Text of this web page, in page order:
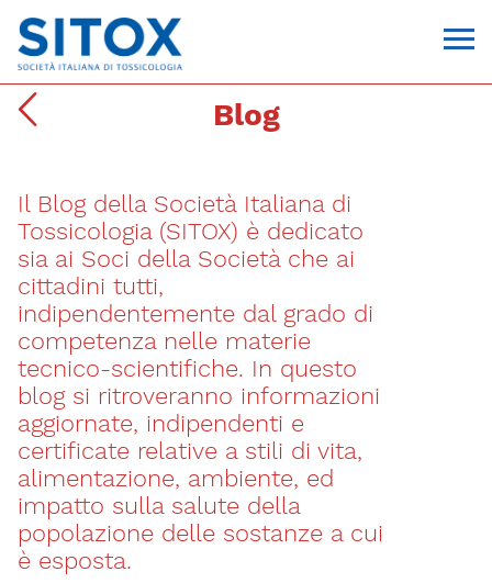
Via Giovanni Pascoli, 3
20129, Milano
C.F. 96330980580
P.I. 06792491000
T. 02-29520311
segreteria@sitox.org
CONTATTACI
Blog
Il Blog della Società Italiana di
Tossicologia (SITOX) è dedicato
sia ai Soci della Società che ai
cittadini tutti,
indipendentemente dal grado di
competenza nelle materie
tecnico-scientifiche. In questo
blog si ritroveranno informazioni
aggiornate, indipendenti e
certificate relative a stili di vita,
alimentazione, ambiente, ed
impatto sulla salute della
popolazione delle sostanze a cui
è esposta.